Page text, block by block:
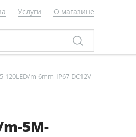
Услуги О магазине
120LED/m-6mm-IP67-DC12V-
5M-